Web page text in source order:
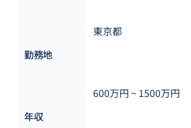
勤務地
東京都
年収
600万円 ~ 1500万円